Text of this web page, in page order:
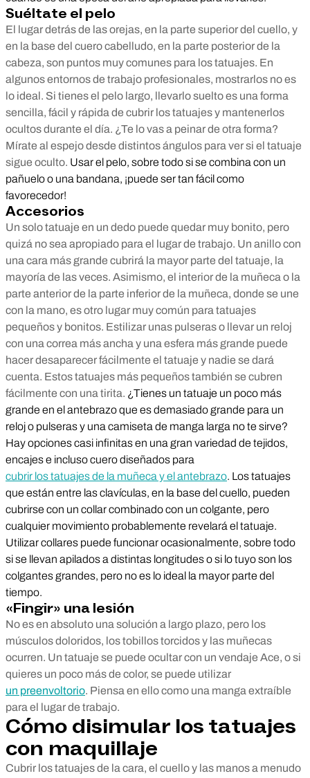
Suéltate el pelo
El lugar detrás de las orejas, en la parte superior del cuello, y
en la base del cuero cabelludo, en la parte posterior de la
cabeza, son puntos muy comunes para los tatuajes. En
algunos entornos de trabajo profesionales, mostrarlos no es
lo ideal. Si tienes el pelo largo, llevarlo suelto es una forma
sencilla, fácil y rápida de cubrir los tatuajes y mantenerlos
ocultos durante el día. ¿Te lo vas a peinar de otra forma?
Mírate al espejo desde distintos ángulos para ver si el tatuaje
sigue oculto. Usar el pelo, sobre todo si se combina con un
pañuelo o una bandana, ¡puede ser tan fácil como
favorecedor!
Accesorios
Un solo tatuaje en un dedo puede quedar muy bonito, pero
quizá no sea apropiado para el lugar de trabajo. Un anillo con
una cara más grande cubrirá la mayor parte del tatuaje, la
mayoría de las veces. Asimismo, el interior de la muñeca o la
parte anterior de la parte inferior de la muñeca, donde se une
con la mano, es otro lugar muy común para tatuajes
pequeños y bonitos. Estilizar unas pulseras o llevar un reloj
con una correa más ancha y una esfera más grande puede
hacer desaparecer fácilmente el tatuaje y nadie se dará
cuenta. Estos tatuajes más pequeños también se cubren
fácilmente con una tirita. ¿Tienes un tatuaje un poco más
grande en el antebrazo que es demasiado grande para un
reloj o pulseras y una camiseta de manga larga no te sirve?
Hay opciones casi infinitas en una gran variedad de tejidos,
encajes e incluso cuero diseñados para
cubrir los tatuajes de la muñeca y el antebrazo. Los tatuajes
que están entre las clavículas, en la base del cuello, pueden
cubrirse con un collar combinado con un colgante, pero
cualquier movimiento probablemente revelará el tatuaje.
Utilizar collares puede funcionar ocasionalmente, sobre todo
si se llevan apilados a distintas longitudes o si lo tuyo son los
colgantes grandes, pero no es lo ideal la mayor parte del
tiempo.
«Fingir» una lesión
No es en absoluto una solución a largo plazo, pero los
músculos doloridos, los tobillos torcidos y las muñecas
ocurren. Un tatuaje se puede ocultar con un vendaje Ace, o si
quieres un poco más de color, se puede utilizar
un preenvoltorio. Piensa en ello como una manga extraíble
para el lugar de trabajo.
Cómo disimular los tatuajes
con maquillaje
Cubrir los tatuajes de la cara, el cuello y las manos a menudo